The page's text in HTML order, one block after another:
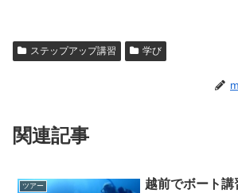
ステップアップ講習 学び
関連記事
ツアー 越前でボート講